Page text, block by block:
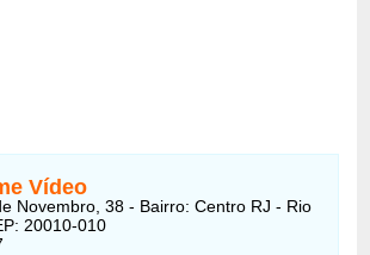
Vídeo
Novembro, 38 - Bairro: Centro RJ - Rio
20010-010